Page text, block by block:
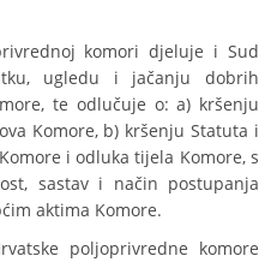
komori djeluje i Sud
ugledu i jačanju dobrih
te odlučuje o: a) kršenju
Komore, b) kršenju Statuta i
i odluka tijela Komore, s
sastav i način postupanja
aktima Komore.
poljoprivredne komore